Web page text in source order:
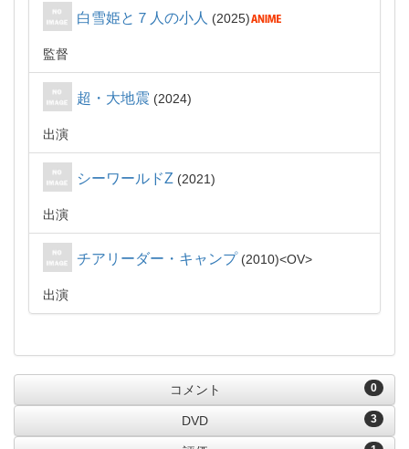
白雪姫と７人の小人 2025
監督
超・大地震 2024
出演
シーワールドZ 2021
出演
チアリーダー・キャンプ 2010 OV
出演
0
コメント
3
DVD